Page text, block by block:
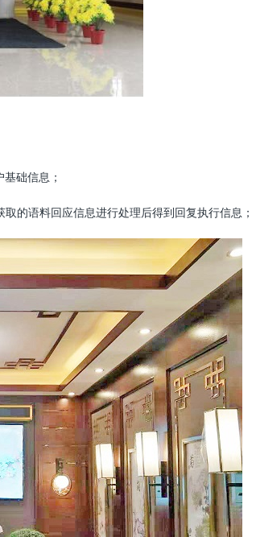
础信息；
的语料回应信息进行处理后得到回复执行信息；